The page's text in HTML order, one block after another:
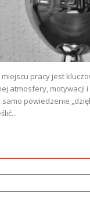
pracy jest
atmosfery, motywacji
powiedzenie